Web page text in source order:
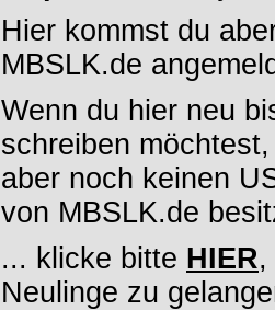
Hier kommst du
MBSLK.de
Wenn du hier neu
schreiben möchtest,
aber noch keinen
von MBSLK.de
... klicke bitte HIER,
Neulinge zu